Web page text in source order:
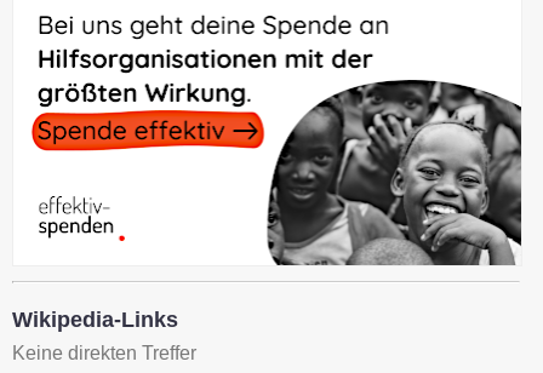
Wikipedia-Links
Keine direkten Treffer